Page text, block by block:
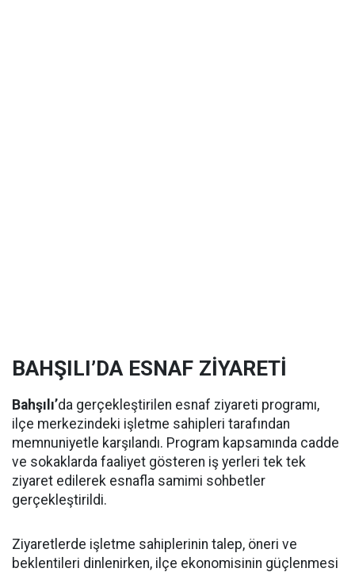
BAHŞILI’DA ESNAF ZİYARETİ
Bahşılı’da gerçekleştirilen esnaf ziyareti programı,
ilçe merkezindeki işletme sahipleri tarafından
memnuniyetle karşılandı. Program kapsamında cadde
ve sokaklarda faaliyet gösteren iş yerleri tek tek
ziyaret edilerek esnafla samimi sohbetler
gerçekleştirildi.
Ziyaretlerde işletme sahiplerinin talep, öneri ve
beklentileri dinlenirken, ilçe ekonomisinin güçlenmesi